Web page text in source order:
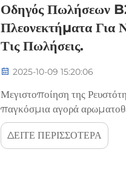
Οδηγός Πωλήσεων
Πλεονεκτήματα Για
Τις Πωλήσεις.
2025-10-09 15:20:06
Μεγιστοποίηση της
παγκόσμια αγορά
difusor de aceite να
ΔΕΙΤΕ ΠΕΡΙΣΣΟΤΕΡΑ